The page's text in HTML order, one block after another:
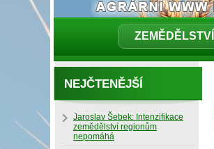
ZEMĚDĚLSTVÍ
NEJČTENĚJŠÍ
Jaroslav Šebek: Intenzifikace
zemědělství regionům
nepomáhá